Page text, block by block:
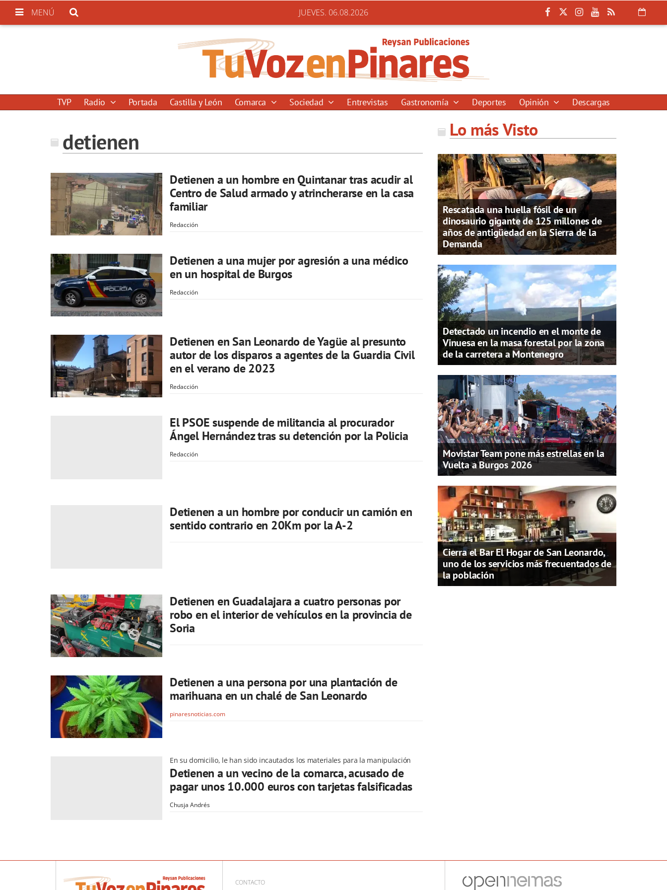
MENÚ JUEVES. 06.08.2026
TVP Radio Portada Castilla y León Comarca Sociedad Entrevistas Gastronomía Deportes Opinión Descargas
detienen
Detienen a un hombre en Quintanar tras acudir al
Centro de Salud armado y atrincherarse en la casa
familiar
Redacción
Detienen a una mujer por agresión a una médico
en un hospital de Burgos
Redacción
Detienen en San Leonardo de Yagüe al presunto
autor de los disparos a agentes de la Guardia Civil
en el verano de 2023
Redacción
El PSOE suspende de militancia al procurador
Ángel Hernández tras su detención por la Policia
Redacción
Detienen a un hombre por conducir un camión en
sentido contrario en 20Km por la A-2
Detienen en Guadalajara a cuatro personas por
robo en el interior de vehículos en la provincia de
Soria
Detienen a una persona por una plantación de
marihuana en un chalé de San Leonardo
pinaresnoticias.com
En su domicilio, le han sido incautados los materiales para la manipulación
Detienen a un vecino de la comarca, acusado de
pagar unos 10.000 euros con tarjetas falsificadas
Chusja Andrés
Lo más Visto
Rescatada una huella fósil de un
dinosaurio gigante de 125 millones de
años de antigüedad en la Sierra de la
Demanda
Detectado un incendio en el monte de
Vinuesa en la masa forestal por la zona
de la carretera a Montenegro
Movistar Team pone más estrellas en la
Vuelta a Burgos 2026
Cierra el Bar El Hogar de San Leonardo,
uno de los servicios más frecuentados de
la población
CONTACTO